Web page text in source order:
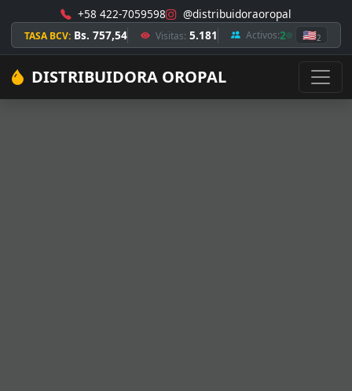
+58 422-7059598 @distribuidoraoropal
TASA BCV: Bs. 757,54 Visitas: 5.181 Activos:2 🇺🇸2
DISTRIBUIDORA OROPAL